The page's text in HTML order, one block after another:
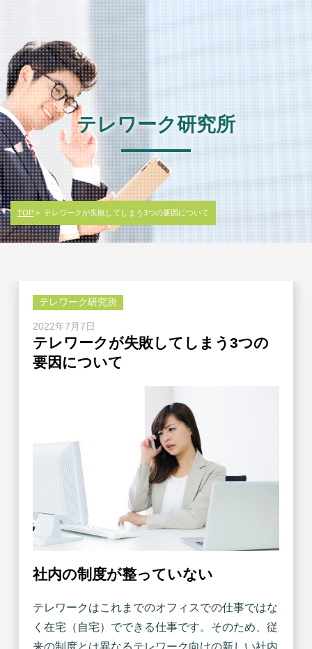
テレワーク研究所
TOP > テレワークが失敗してしまう3つの要因について
テレワーク研究所
2022年7月7日
テレワークが失敗してしまう3つの
要因について
社内の制度が整っていない
テレワークはこれまでのオフィスでの仕事ではな
く在宅（自宅）でできる仕事です。そのため、従
来の制度とは異なるテレワーク向けの新しい社内